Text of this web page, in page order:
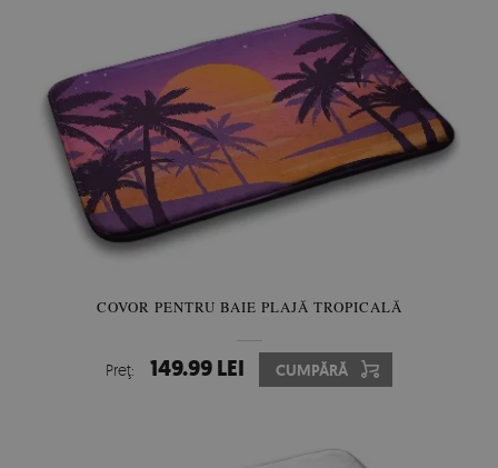
COVOR PENTRU BAIE PLAJĂ TROPICALĂ
Preţ: 149.99 LEI CUMPĂRĂ